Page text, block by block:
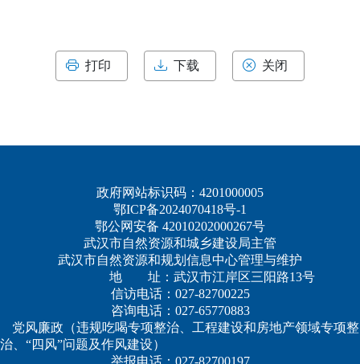
打印 下载 关闭
政府网站标识码：4201000005
鄂ICP备2024070418号-1
鄂公网安备 42010202000267号
武汉市自然资源和城乡建设局主管
武汉市自然资源和规划信息中心管理与维护
地 址：武汉市江岸区三阳路13号
信访电话：027-82700225
咨询电话：027-65770883
党风廉政（违规吃喝专项整治、工程建设和房地产领域专项整
治、“四风”问题及作风建设）
举报电话：027-82700197